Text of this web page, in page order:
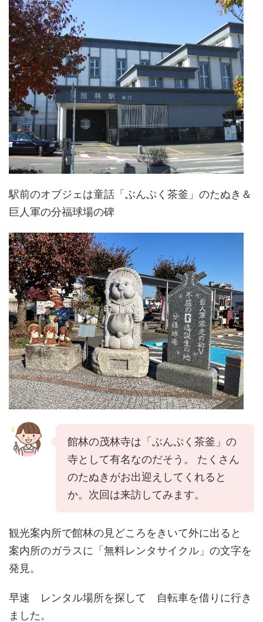
駅前のオブジェは童話「ぶんぷく茶釜」のたぬき＆
巨人軍の分福球場の碑
館林の茂林寺は「ぶんぷく茶釜」の
寺として有名なのだそう。 たくさん
のたぬきがお出迎えしてくれると
か。次回は来訪してみます。
観光案内所で館林の見どころをきいて外に出ると
案内所のガラスに「無料レンタサイクル」の文字を
発見。
早速 レンタル場所を探して 自転車を借りに行き
ました。